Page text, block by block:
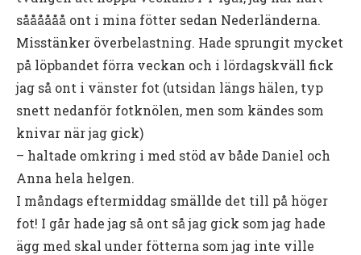
såååååå ont i mina fötter sedan Nederländerna.
Misstänker överbelastning. Hade sprungit mycket
på löpbandet förra veckan och i lördagskväll fick
jag så ont i vänster fot (utsidan längs hälen, typ
snett nedanför fotknölen, men som kändes som
knivar när jag gick)
– haltade omkring i med stöd av både Daniel och
Anna hela helgen.
I måndags eftermiddag smällde det till på höger
fot! I går hade jag så ont så jag gick som jag hade
ägg med skal under fötterna som jag inte ville